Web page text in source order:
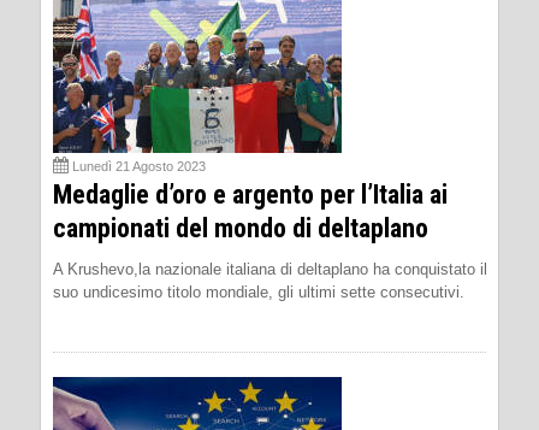
Lunedì 21 Agosto 2023
Medaglie d’oro e argento per l’Italia ai
campionati del mondo di deltaplano
A Krushevo,la nazionale italiana di deltaplano ha conquistato il
suo undicesimo titolo mondiale, gli ultimi sette consecutivi.